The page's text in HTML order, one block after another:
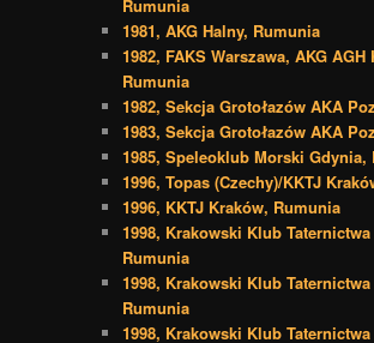
Rumunia
1981, AKG Halny, Rumunia
1982, FAKS Warszawa, AKG AGH
Rumunia
1982, Sekcja Grotołazów AKA
1983, Sekcja Grotołazów AKA
1985, Speleoklub Morski Gdynia,
1996, Topas (Czechy)/KKTJ
1996, KKTJ Kraków, Rumunia
1998, Krakowski Klub
Rumunia
1998, Krakowski Klub
Rumunia
1998, Krakowski Klub